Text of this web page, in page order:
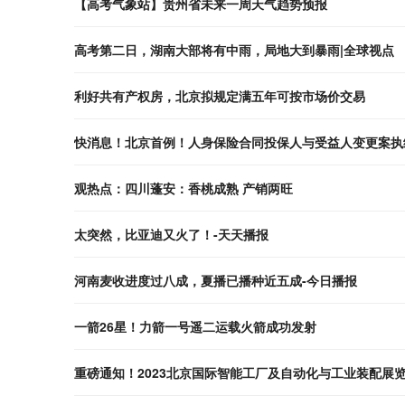
高考第二日，湖南大部将有中雨，局地大到暴雨|全球视点
利好共有产权房，北京拟规定满五年可按市场价交易
快消息！北京首例！人身保险合同投保人与受益人变更案
观热点：四川蓬安：香桃成熟 产销两旺
太突然，比亚迪又火了！-天天播报
河南麦收进度过八成，夏播已播种近五成-今日播报
一箭26星！力箭一号遥二运载火箭成功发射
重磅通知！2023北京国际智能工厂及自动化与工业装配展